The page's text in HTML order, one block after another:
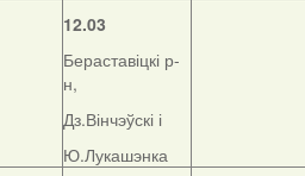
12.03
Бераставіцкі р-
н,
Дз.Вінчэўскі і
Ю.Лукашэнка